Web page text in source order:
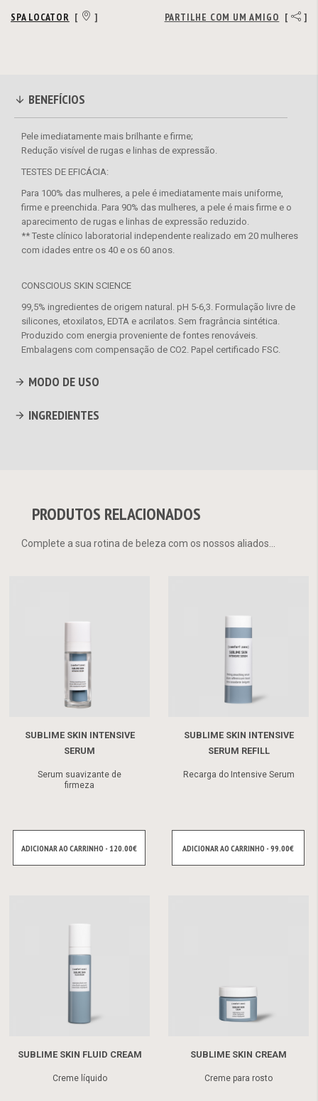
SPA LOCATOR [ ] PARTILHE COM UM AMIGO [ ]
BENEFÍCIOS
Pele imediatamente mais brilhante e firme;
Redução visível de rugas e linhas de expressão.
TESTES DE EFICÁCIA:
Para 100% das mulheres, a pele é imediatamente mais uniforme,
firme e preenchida. Para 90% das mulheres, a pele é mais firme e o
aparecimento de rugas e linhas de expressão reduzido.
** Teste clínico laboratorial independente realizado em 20 mulheres
com idades entre os 40 e os 60 anos.
CONSCIOUS SKIN SCIENCE
99,5% ingredientes de origem natural. pH 5-6,3. Formulação livre de
silicones, etoxilatos, EDTA e acrilatos. Sem fragrância sintética.
Produzido com energia proveniente de fontes renováveis.
Embalagens com compensação de CO2. Papel certificado FSC.
MODO DE USO
INGREDIENTES
PRODUTOS RELACIONADOS
Complete a sua rotina de beleza com os nossos aliados...
SUBLIME SKIN INTENSIVE
SERUM
Serum suavizante de
firmeza
ADICIONAR AO CARRINHO - 120.00€
SUBLIME SKIN INTENSIVE
SERUM REFILL
Recarga do Intensive Serum
ADICIONAR AO CARRINHO - 99.00€
SUBLIME SKIN FLUID CREAM
Creme líquido
SUBLIME SKIN CREAM
Creme para rosto